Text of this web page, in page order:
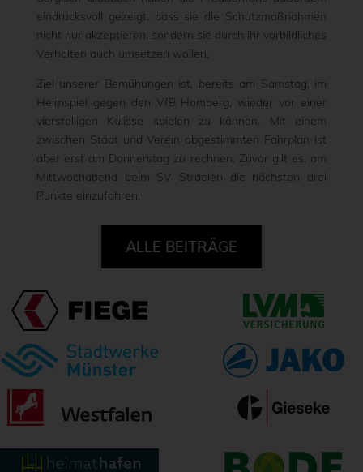
eindrucksvoll gezeigt, dass sie die Schutzmaßnahmen
nicht nur akzeptieren, sondern sie durch ihr vorbildliches
Verhalten auch umsetzen wollen.
Ziel unserer Bemühungen ist, bereits am Samstag, im
Heimspiel gegen den VfB Homberg, wieder vor einer
vierstelligen Kulisse spielen zu können. Mit einem
zwischen Stadt und Verein abgestimmten Fahrplan ist
aber erst am Donnerstag zu rechnen. Zuvor gilt es, am
Mittwochabend beim SV Straelen die nächsten drei
Punkte einzufahren.
ALLE BEITRÄGE